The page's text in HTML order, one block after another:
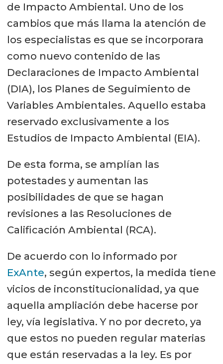
de Impacto Ambiental. Uno de los
cambios que más llama la atención de
los especialistas es que se incorporara
como nuevo contenido de las
Declaraciones de Impacto Ambiental
(DIA), los Planes de Seguimiento de
Variables Ambientales. Aquello estaba
reservado exclusivamente a los
Estudios de Impacto Ambiental (EIA).
De esta forma, se amplían las
potestades y aumentan las
posibilidades de que se hagan
revisiones a las Resoluciones de
Calificación Ambiental (RCA).
De acuerdo con lo informado por
ExAnte, según expertos, la medida tiene
vicios de inconstitucionalidad, ya que
aquella ampliación debe hacerse por
ley, vía legislativa. Y no por decreto, ya
que estos no pueden regular materias
que están reservadas a la ley. Es por